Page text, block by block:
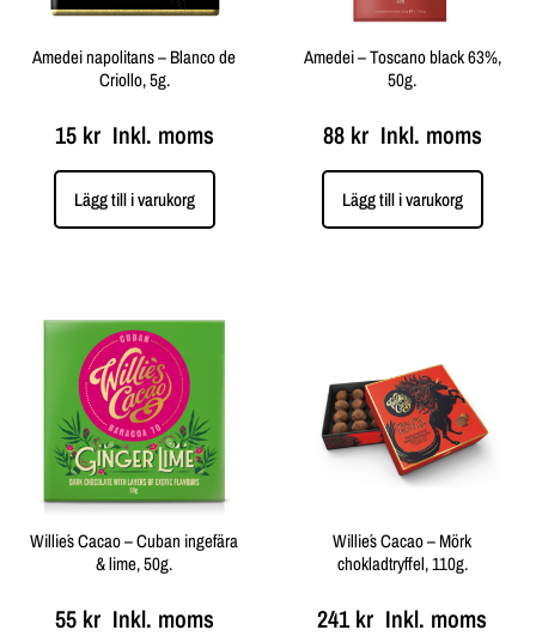
Amedei napolitans – Blanco de
Criollo, 5g.
15 krInkl. moms
Lägg till i varukorg
Amedei – Toscano black 63%,
50g.
88 krInkl. moms
Lägg till i varukorg
Willie´s Cacao – Cuban ingefära
& lime, 50g.
55 krInkl. moms
Willie´s Cacao – Mörk
chokladtryffel, 110g.
241 kr Inkl. moms